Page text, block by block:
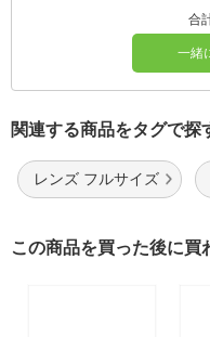
合
一緒
関連する商品をタグで探
レンズ フルサイズ
この商品を買った後に買